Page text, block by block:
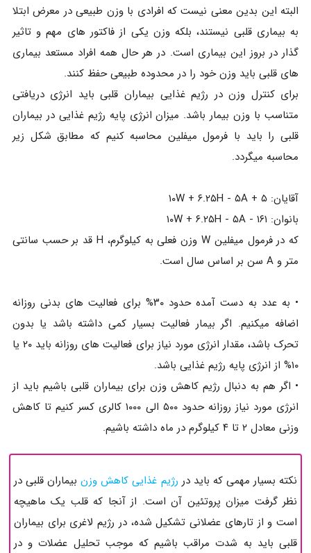
البته این بدین معنی نیست که افرادی با وزن طبیعی در معرض ابتلا
به بیماری قلبی نیستند، بلکه وزن یکی از فاکتور های مهم و تاثیر
گذار در بروز این بیماری است. در هر حال همه افراد مستعد بیماری
های قلبی باید وزن خود را در محدوده طبیعی حفظ کنند.
برای کنترل وزن در رژیم غذایی بیماران قلبی باید انرژی دریافتی
متناسب با وزن بیمار باشد. میزان انرژی پایه رژیم غذایی در بیماران
قلبی را باید با فرمول میفلین محاسبه کنیم که مطابق شکل زیر
محاسبه میگردد.
آقایان: ۱۰W + ۶.۲۵H - ۵A + ۵
بانوان: ۱۰W + ۶.۲۵H - ۵A - ۱۶۱
که در فرمول میفلین W وزن فعلی به کیلوگرم، H قد بر حسب سانتی
متر و A سن بر اساس سال است.
• به عدد به دست آمده حدود ۳۰% برای فعالیت های بدنی روزانه
اضافه میکنیم. اگر بیمار فعالیت بسیار کمی داشته باشد یا بدون
تحرک باشد، مقدار انرژی مورد نیاز برای فعالیت های روزانه باید ۲۰ یا
۱۰% از انرژی پایه رژیم غذایی باشد.
• اگر هم به دنبال رژیم کاهش وزن برای بیماران قلبی باشیم باید از
انرژی مورد نیاز روزانه حدود ۵۰۰ الی ۱۰۰۰ کالری کسر کنیم تا کاهش
وزنی معادل ۲ تا ۴ کیلوگرم در ماه داشته باشیم.
نکته بسیار مهمی که باید در رژیم غذایی کاهش وزنبیماران قلبی در
نظر گرفت میزان پروتئین آن است. از آنجا که قلب یک ماهیچه
است و از تارهای عضلانی تشکیل شده، در رژیم لاغری برای بیماران
قلبی باید به شدت مراقب باشیم که موجب تحلیل عضلات و در